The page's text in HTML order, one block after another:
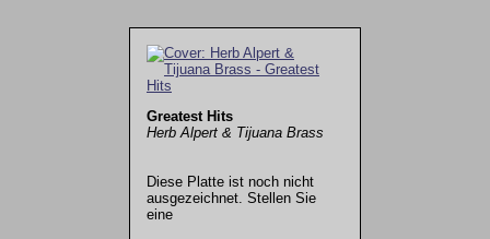
Greatest Hits
Herb Alpert & Tijuana Brass
Diese Platte ist noch nicht
ausgezeichnet. Stellen Sie
eine